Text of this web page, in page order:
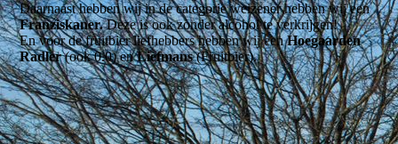
Daarnaast hebben wij in de categorie weizener hebben wij een
Franziskaner.Deze is ook zonder alcohol te verkrijgen!
En voor de fruitbier liefhebbers hebben wij eenHoegaarden
Radler(ook 0.0) enLiefmans(Fruitbier).